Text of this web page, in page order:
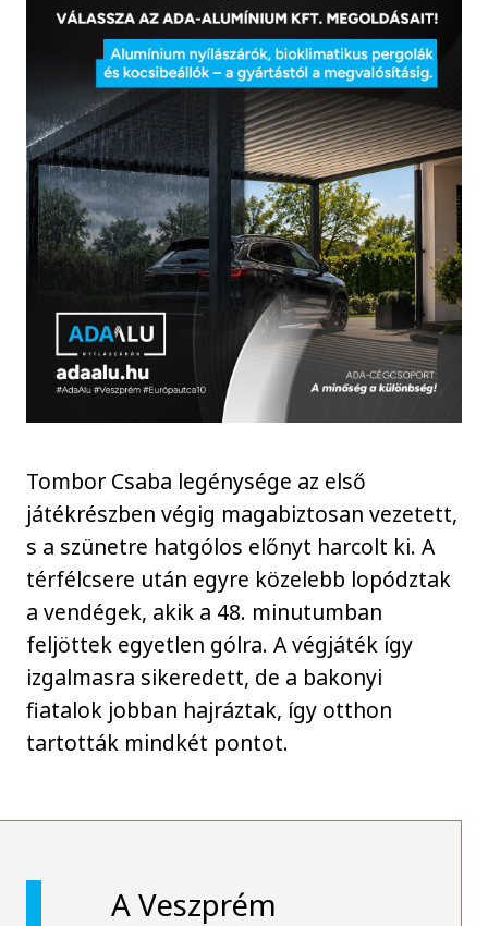
Tombor Csaba legénysége az első
játékrészben végig magabiztosan vezetett,
s a szünetre hatgólos előnyt harcolt ki. A
térfélcsere után egyre közelebb lopództak
a vendégek, akik a 48. minutumban
feljöttek egyetlen gólra. A végjáték így
izgalmasra sikeredett, de a bakonyi
fiatalok jobban hajráztak, így otthon
tartották mindkét pontot.
A Veszprém